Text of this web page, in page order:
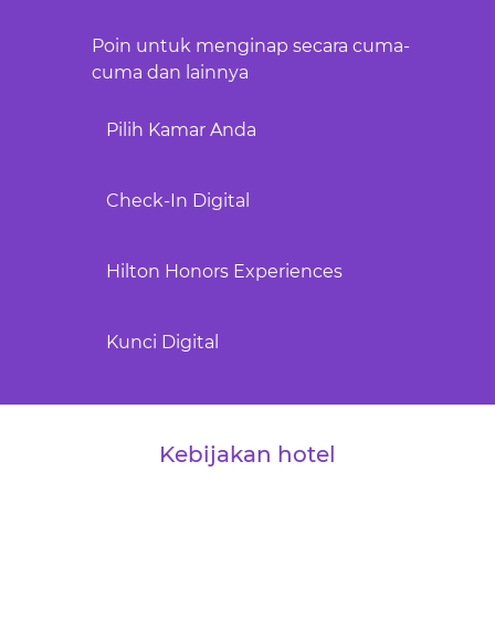
Poin untuk menginap secara cuma-
cuma dan lainnya
Pilih Kamar Anda
Check-In Digital
Hilton Honors Experiences
Kunci Digital
Kebijakan hotel